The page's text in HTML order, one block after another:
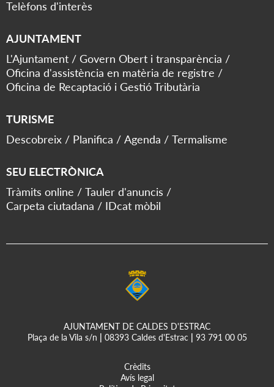
Telèfons d'interès
AJUNTAMENT
L'Ajuntament
Govern Obert i transparència
Oficina d'assistència en matèria de registre
Oficina de Recaptació i Gestió Tributària
TURISME
Descobreix
Planifica Agenda Termalisme
SEU ELECTRÒNICA
Tràmits online
Tauler d'anuncis
Carpeta ciutadana
IDcat mòbil
AJUNTAMENT DE CALDES D'ESTRAC
Plaça de la Vila s/n
08393 Caldes d'Estrac 93 791 00 05
Crèdits
Avís legal